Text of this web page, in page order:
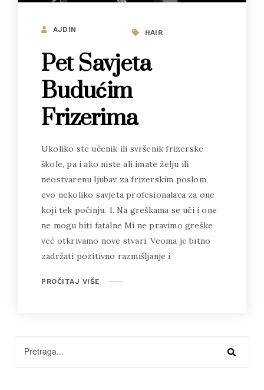
AJDIN HAIR
Pet Savjeta
Budućim
Frizerima
Ukoliko ste učenik ili svršenik frizerske
škole, pa i ako niste ali imate želju ili
neostvarenu ljubav za frizerskim poslom,
evo nekoliko savjeta profesionalaca za one
koji tek počinju. 1. Na greškama se uči i one
ne mogu biti fatalne Mi ne pravimo greške
već otkrivamo nove stvari. Veoma je bitno
zadržati pozitivno razmišljanje i
PROČITAJ VIŠE